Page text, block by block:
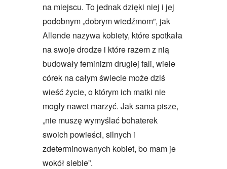
na miejscu. To jednak dzięki niej i jej
podobnym „dobrym wiedźmom”, jak
Allende nazywa kobiety, które spotkała
na swoje drodze i które razem z nią
budowały feminizm drugiej fali, wiele
córek na całym świecie może dziś
wieść życie, o którym ich matki nie
mogły nawet marzyć. Jak sama pisze,
„nie muszę wymyślać bohaterek
swoich powieści, silnych i
zdeterminowanych kobiet, bo mam je
wokół siebie”.